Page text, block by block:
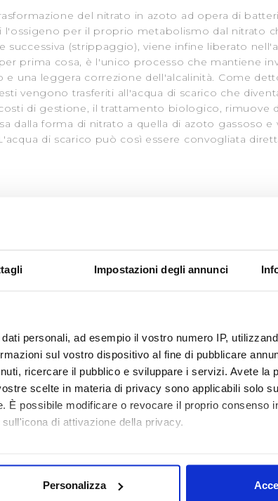
Impostazioni degli annunci
personali, ad esempio il vostro numero IP,
sul vostro dispositivo al fine di pubblicare
ricercare il pubblico e sviluppare i servizi. Avete la
scelte in materia di privacy sono applicabili solo
È possibile modificare o revocare il proprio consenso
di attivazione della privacy.
attivamente alla ricerca di caratteristiche
Personalizza
del nitrato in azoto ad opera di
l'ossigeno per il proprio metabolismo dal nitrato
(strippaggio), viene infine liberato
prima cosa, è l'unico processo che mantiene
e una leggera correzione dell'alcalinità. Come
vengono trasferiti all'acqua di scarico che
di gestione, il trattamento biologico, rimuove
dalla forma di nitrato a quella di azoto gassoso e
di scarico può così essere convogliata
a S. Lucia è una componente fondamentale
chiamate gore.
Attraverso di esse, infatti, si
ma anche, e soprattutto, industriale, un vero e
panorama si inserisce appunto l'edificio del
Bisenzio per dare vita al cosiddetto Gorone, la
alla fine dell'Ottocento la pescaia di S. Lucia. E'
di architettura industriale più pregiati di Prato.
dicembre 2000, è stata l'occasione per un
rispetto storico e artistico dell'immobile. Un
i due portoni. Del tutto nuovo, ovviamente, è
comunale di Calenzano ma serve